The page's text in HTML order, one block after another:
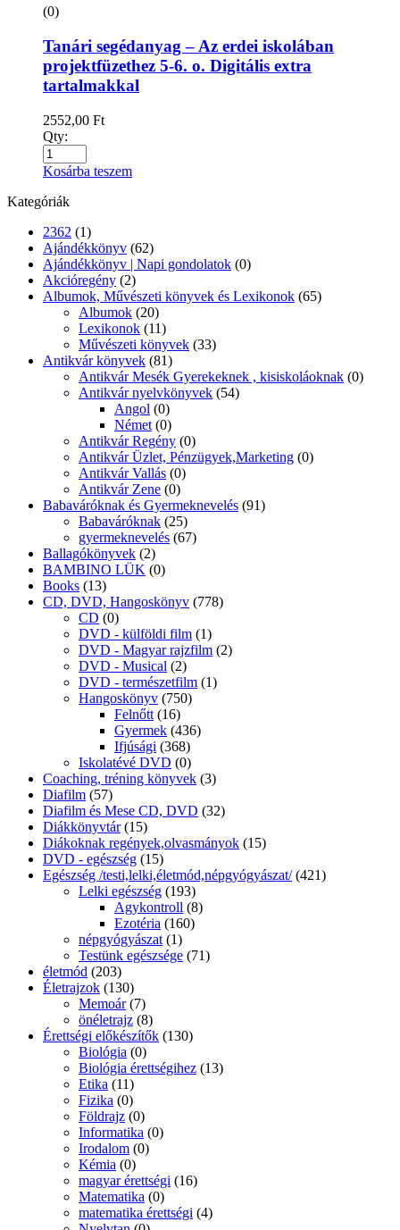
(0)
Tanári segédanyag – Az erdei iskolában
projektfüzethez 5-6. o. Digitális extra
tartalmakkal
2552,00 Ft
Qty:
Kosárba teszem
Kategóriák
2362 (1)
Ajándékkönyv (62)
Ajándékkönyv | Napi gondolatok (0)
Akcióregény (2)
Albumok, Művészeti könyvek és Lexikonok (65)
Albumok (20)
Lexikonok (11)
Művészeti könyvek (33)
Antikvár könyvek (81)
Antikvár Mesék Gyerekeknek , kisiskoláoknak (0)
Antikvár nyelvkönyvek (54)
Angol (0)
Német (0)
Antikvár Regény (0)
Antikvár Üzlet, Pénzügyek,Marketing (0)
Antikvár Vallás (0)
Antikvár Zene (0)
Babaváróknak és Gyermeknevelés (91)
Babaváróknak (25)
gyermeknevelés (67)
Ballagókönyvek (2)
BAMBINO LÜK (0)
Books (13)
CD, DVD, Hangoskönyv (778)
CD (0)
DVD - külföldi film (1)
DVD - Magyar rajzfilm (2)
DVD - Musical (2)
DVD - természetfilm (1)
Hangoskönyv (750)
Felnőtt (16)
Gyermek (436)
Ifjúsági (368)
Iskolatévé DVD (0)
Coaching, tréning könyvek (3)
Diafilm (57)
Diafilm és Mese CD, DVD (32)
Diákkönyvtár (15)
Diákoknak regények,olvasmányok (15)
DVD - egészség (15)
Egészség /testi,lelki,életmód,népgyógyászat/ (421)
Lelki egészség (193)
Agykontroll (8)
Ezotéria (160)
népgyógyászat (1)
Testünk egészsége (71)
életmód (203)
Életrajzok (130)
Memoár (7)
önéletrajz (8)
Érettségi előkészítők (130)
Biológia (0)
Biológia érettségihez (13)
Etika (11)
Fizika (0)
Földrajz (0)
Informatika (0)
Irodalom (0)
Kémia (0)
magyar érettségi (16)
Matematika (0)
matematika érettségi (4)